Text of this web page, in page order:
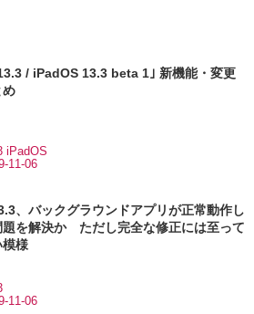
13.3 / iPadOS 13.3 beta 1｣ 新機能・変更
め
11-06
iPadOS
、バックグラウンドアプリが正常動作し
題を解決か ただし完全な修正には至って
模様
11-06